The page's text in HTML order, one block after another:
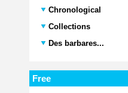
Chronological
Collections
Des barbares...
Free